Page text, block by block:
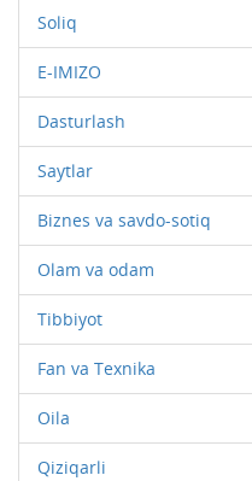
Soliq
E-IMIZO
Dasturlash
Saytlar
Biznes va savdo-sotiq
Olam va odam
Tibbiyot
Fan va Texnika
Oila
Qiziqarli